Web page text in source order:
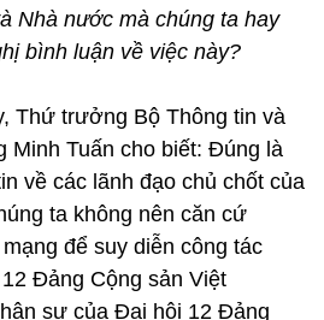
Nhà nước mà chúng ta hay
bình luận về việc này?
Thứ trưởng Bộ Thông tin và
Minh Tuấn cho biết: Đúng là
về các lãnh đạo chủ chốt của
ta không nên căn cứ
để suy diễn công tác
Đảng Cộng sản Việt
sự của Đại hội 12 Đảng